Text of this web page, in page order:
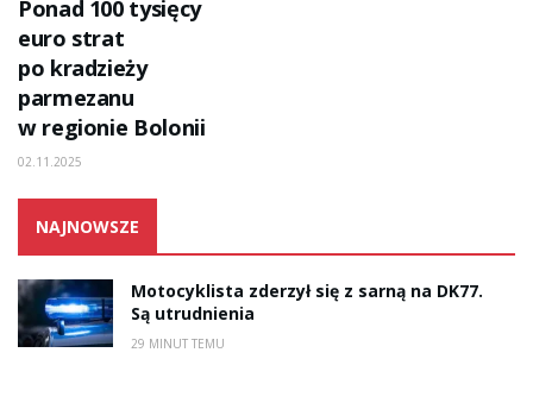
Ponad 100 tysięcy
euro strat
po kradzieży
parmezanu
w regionie Bolonii
02.11.2025
NAJNOWSZE
Motocyklista zderzył się z sarną na DK77.
Są utrudnienia
29 MINUT TEMU